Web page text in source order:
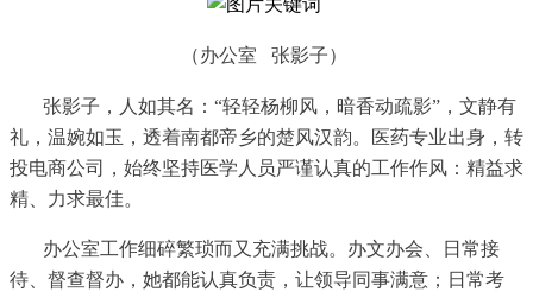
（办公室 张影子）
张影子，人如其名： “轻轻杨柳风，暗香动疏影”，文静有
礼，温婉如玉，透着南都帝乡的楚风汉韵。医药专业出身，转
投电商公司，始终坚持医学人员严谨认真的工作作风：精益求
精、力求最佳。
办公室工作细碎繁琐而又充满挑战。办文办会、日常接
待、督查督办，她都能认真负责，让领导同事满意；日常考